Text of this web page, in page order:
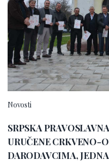
Novosti
SRPSKA
URUČENE CRKVENO-
DARODAVCIMA,